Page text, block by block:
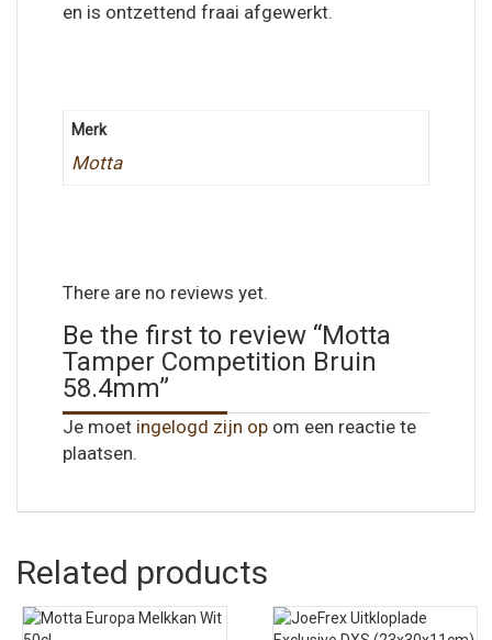
en is ontzettend fraai afgewerkt.
Merk
Motta
There are no reviews yet.
Be the first to review “Motta
Tamper Competition Bruin
58.4mm”
Je moet ingelogd zijn op om een reactie te
plaatsen.
Related products